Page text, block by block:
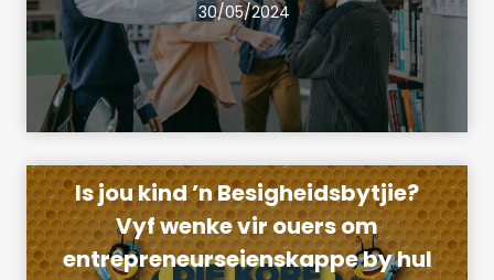
30/05/2024
Is jou kind ’n Besigheidsbytjie?
Vyf wenke vir ouers om
entrepreneurseienskappe by hul